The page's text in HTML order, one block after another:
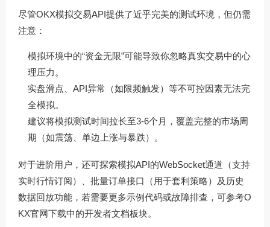
尽管OKX模拟交易API提供了近乎完美的测试环境，但仍需
注意：
模拟环境中的“资金无限”可能导致你忽略真实交易中的心
理压力。
实盘滑点、API异常（如限频触发）等不可控因素无法完
全模拟。
建议将模拟测试时间拉长至3-6个月，覆盖完整的市场周
期（如震荡、单边上涨与暴跌）。
对于进阶用户，还可探索模拟API的WebSocket通道（支持
实时行情订阅）、批量订单接口（用于套利策略）及历史
数据回放功能，若需要更多示例代码或故障排查，可参考O
KX官网下载中的开发者文档板块。